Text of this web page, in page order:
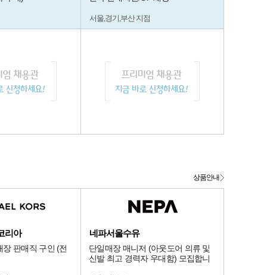
서울,경기,부산 지점
리아
판매직 구인 (전
네파서울수유
단일매장 매니저 (아웃도어 의류 및
신발 최고 경력자 우대함) 모집합니
상품안내